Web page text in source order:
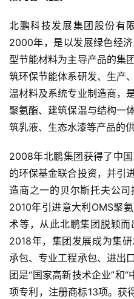
北鹏科技发展集团股份有
2000年，是以发展绿色经
型节能材料为主导产品的集
筑环保节能体系研发、生产
温材料及系统专业制造商，
聚氨酯、建筑保温与结构一
筑乳液、生态水漆等产品的供
2008年北鹏集团获得了中
的环保基金联合投资，并引
造商之一的贝尔斯托夫公司
2010年引进意大利OMS聚
术等，从此北鹏集团脱颖
2018年，集团发展成为集
承包、专业工程承包、进出
团是“国家高新技术企业”和
项专利，注册商标13项。获